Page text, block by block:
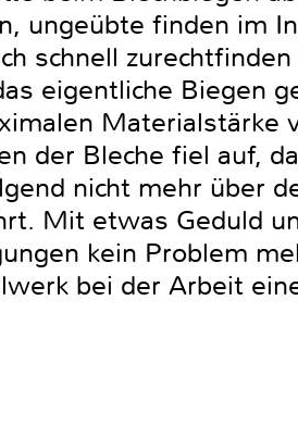
ungeübte finden im
schnell
eigentliche Biegen
Materialstärke
der Bleche fiel auf,
nicht mehr über
Mit etwas Geduld
kein Problem
bei der Arbeit